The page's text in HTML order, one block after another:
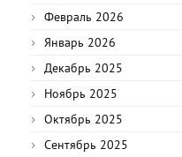
Февраль 2026
Январь 2026
Декабрь 2025
Ноябрь 2025
Октябрь 2025
Сентябрь 2025